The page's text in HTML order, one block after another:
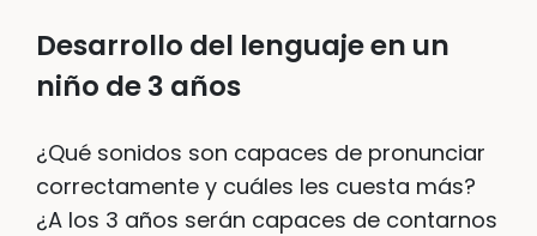
Desarrollo del lenguaje en un
niño de 3 años
¿Qué sonidos son capaces de pronunciar
correctamente y cuáles les cuesta más?
¿A los 3 años serán capaces de contarnos